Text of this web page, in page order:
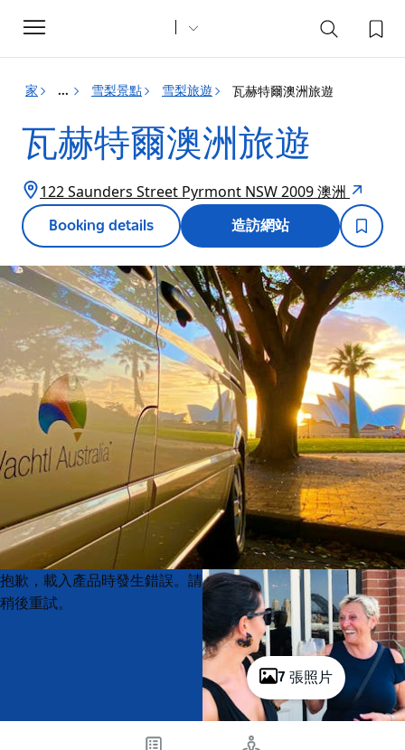
Toggle
navigation
家 ... 雪梨景點 雪梨旅遊 瓦赫特爾澳洲旅遊
瓦赫特爾澳洲旅遊
122 Saunders Street Pyrmont NSW 2009 澳洲
Booking details 造訪網站
7 張照片
Product
List
Product
List
抱歉，載入產品時發生錯誤。請
稍後重試。